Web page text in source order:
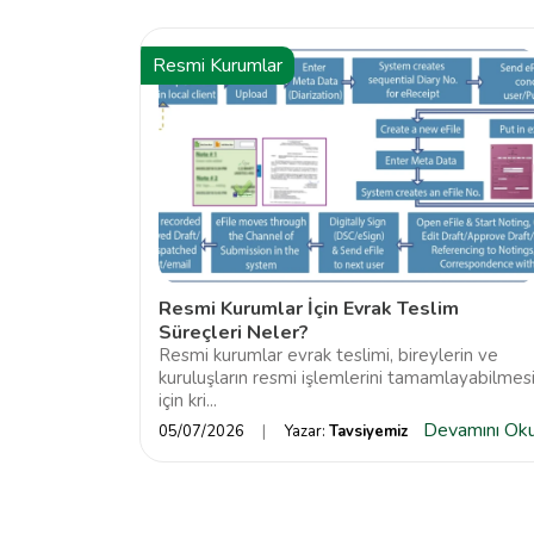
Resmi Kurumlar
Resmi Kurumlar İçin Evrak Teslim
Süreçleri Neler?
Resmi kurumlar evrak teslimi, bireylerin ve
kuruluşların resmi işlemlerini tamamlayabilmesi
için kri...
05/07/2026 Yazar: Tavsiyemiz Devamını